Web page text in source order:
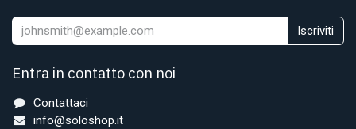
Iscriviti
Entra in contatto con noi
Contattaci
info@soloshop.it